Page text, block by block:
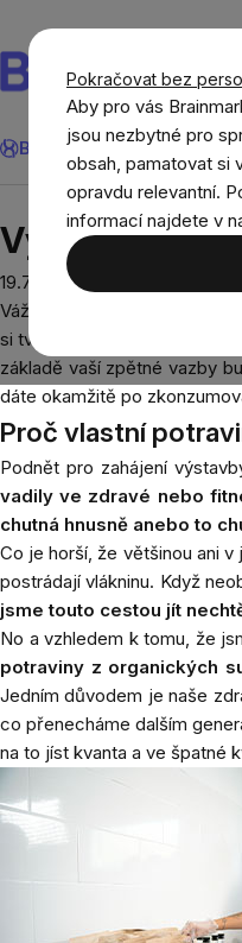
Pokračovat bez
Aby pro vás
jsou nezbytné pro
obsah, pamatovat si
opravdu relevantní.
informací najdete v
obsah
BrainMax® Léto Ušetři
Blog
Vyrábíme Bio
19.7.2022
Vážení klienti
díky vaší
si tvrdit budou těžko hledat
základě vaší zpětné vazby
dáte okamžitě po
Proč vlastní
Podnět pro zahájení
vadily ve zdravé nebo
chutná hnusně anebo to
Co je horší, že většinou ani
postrádají vlákninu. Když
jsme touto cestou jít
No a vzhledem k tomu, že
potraviny z organických
Jedním důvodem je naše
co přenecháme dalším
na to jíst kvanta a ve špatné